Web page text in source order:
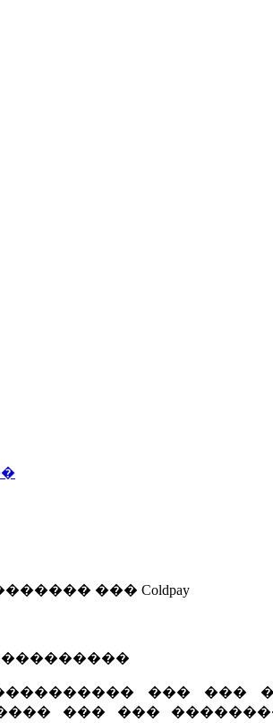
��� Coldpay
��� ���
��� ���